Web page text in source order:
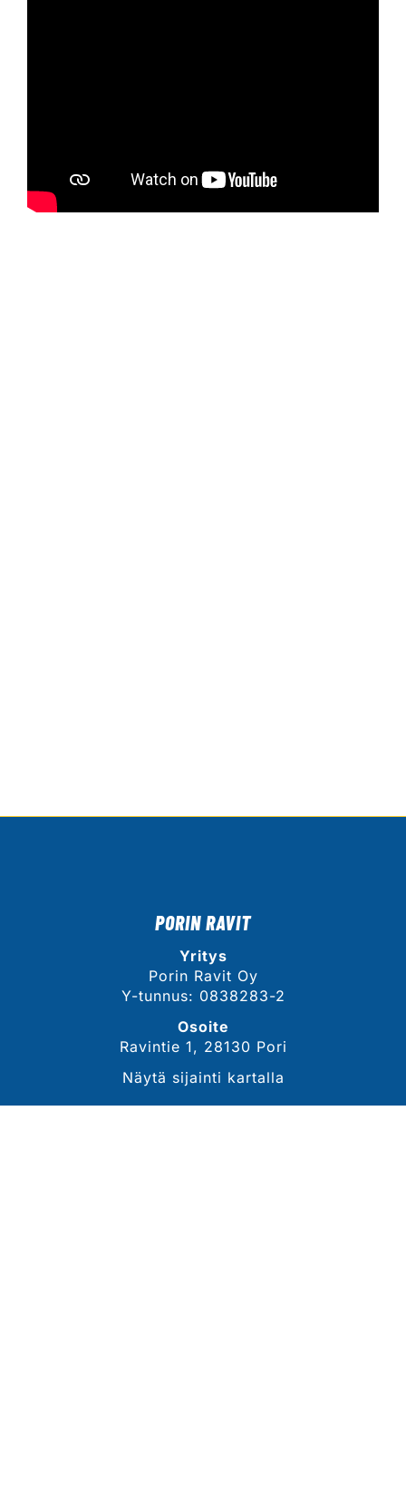
PORIN RAVIT
Yritys
Porin Ravit Oy
Y-tunnus: 0838283-2
Osoite
Ravintie 1, 28130 Pori
Näytä sijainti kartalla